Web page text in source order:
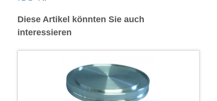
Diese Artikel könnten Sie auch
interessieren